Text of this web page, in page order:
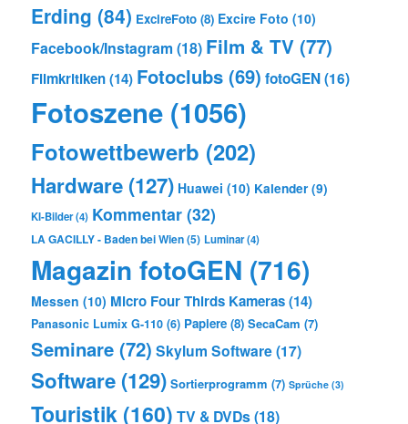
Erding (84) ExcireFoto (8) Excire Foto (10)
Facebook/Instagram (18) Film & TV (77)
Filmkritiken(14) Fotoclubs (69) fotoGEN(16)
Fotoszene (1056)
Fotowettbewerb (202)
Hardware (127) Huawei (10) Kalender (9)
KI-Bilder(4) Kommentar (32)
LA GACILLY - Baden bei Wien(5) Luminar(4)
Magazin fotoGEN (716)
Messen (10) Micro Four Thirds Kameras(14)
Panasonic Lumix G-110 (6) Papiere (8) SecaCam (7)
Seminare (72) Skylum Software(17)
Software (129) Sortierprogramm (7) Sprüche (3)
Touristik (160) TV & DVDs(18)